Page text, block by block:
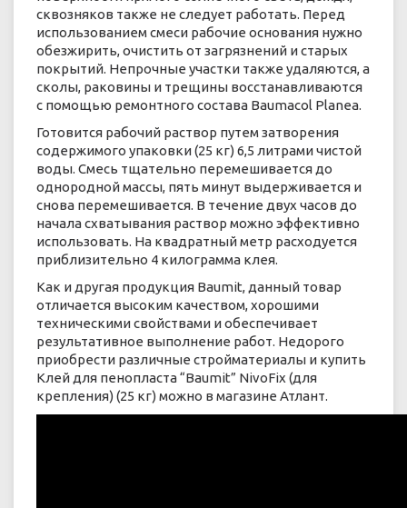
сквозняков также не следует работать. Перед
использованием смеси рабочие основания нужно
обезжирить, очистить от загрязнений и старых
покрытий. Непрочные участки также удаляются, а
сколы, раковины и трещины восстанавливаются
с помощью ремонтного состава Baumacol Planea.
Готовится рабочий раствор путем затворения
содержимого упаковки (25 кг) 6,5 литрами чистой
воды. Смесь тщательно перемешивается до
однородной массы, пять минут выдерживается и
снова перемешивается. В течение двух часов до
начала схватывания раствор можно эффективно
использовать. На квадратный метр расходуется
приблизительно 4 килограмма клея.
Как и другая продукция Baumit, данный товар
отличается высоким качеством, хорошими
техническими свойствами и обеспечивает
результативное выполнение работ. Недорого
приобрести различные стройматериалы и купить
Клей для пенопласта “Baumit” NivoFix (для
крепления) (25 кг) можно в магазине Атлант.